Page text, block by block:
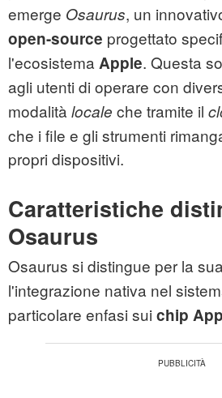
emerge Osaurus, un
open-source progettato
l'ecosistema Apple. Questa
agli utenti di operare con
modalità locale che tramite il
che i file e gli strumenti
propri dispositivi.
Caratteristiche
Osaurus
Osaurus si distingue per la sua
l'integrazione nativa nel
particolare enfasi sui chip